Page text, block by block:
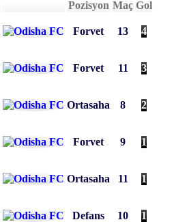
Pozisyon Maç Gol
Forvet 13 4
Forvet 11 3
Ortasaha 8 2
Forvet 9 1
Ortasaha 11 1
Defans 10 1